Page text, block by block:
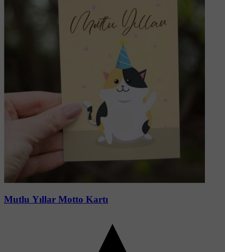
Mutlu Yıllar Motto Kartı